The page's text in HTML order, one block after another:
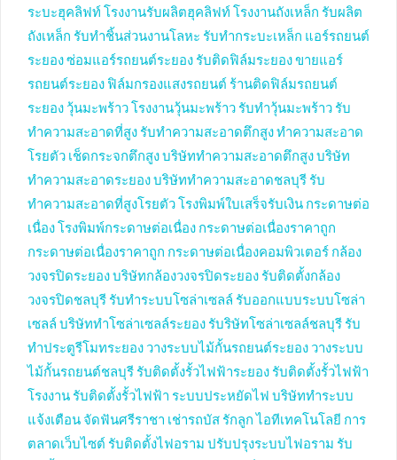
ระบะฮุคลิฟท์ โรงงานรับผลิตฮุคลิฟท์ โรงงานถังเหล็ก รับผลิต
ถังเหล็ก รับทำชิ้นส่วนงานโลหะ รับทำกระบะเหล็ก แอร์รถยนต์
ระยองซ่อมแอร์รถยนต์ระยอง รับติดฟิล์มระยองขายแอร์
รถยนต์ระยอง ฟิล์มกรองแสงรถยนต์ ร้านติดฟิล์มรถยนต์
ระยอง วุ้นมะพร้าว โรงงานวุ้นมะพร้าว รับทำวุ้นมะพร้าว รับ
ทำความสะอาดที่สูง รับทำความสะอาดตึกสูงทำความสะอาด
โรยตัว เช็ดกระจกตึกสูงบริษัททำความสะอาดตึกสูงบริษัท
ทำความสะอาดระยองบริษัททำความสะอาดชลบุรี รับ
ทำความสะอาดที่สูงโรยตัว โรงพิมพ์ใบเสร็จรับเงิน กระดาษต่อ
เนื่อง โรงพิมพ์กระดาษต่อเนื่อง กระดาษต่อเนื่องราคาถูก
กระดาษต่อเนื่องราคาถูก กระดาษต่อเนื่องคอมพิวเตอร์ กล้อง
วงจรปิดระยองบริษัทกล้องวงจรปิดระยอง รับติดตั้งกล้อง
วงจรปิดชลบุรี รับทำระบบโซล่าเซลล์ รับออกแบบระบบโซล่า
เซลล์ บริษัททำโซล่าเซลล์ระยอง รับริษัทโซล่าเซลล์ชลบุรี รับ
ทำประตูรีโมทระยอง วางระบบไม้กั้นรถยนต์ระยอง วางระบบ
ไม้กั้นรถยนต์ชลบุรี รับติดตั้งรั้วไฟฟ้าระยอง รับติดตั้งรั้วไฟฟ้า
โรงงาน รับติดตั้งรั้วไฟฟ้า ระบบประหยัดไฟ บริษัททำระบบ
แจ้งเตือน จัดฟันศรีราชา เช่ารถบัส รักลูก ไอทีเทคโนโลยี การ
ตลาดเว็บไซต์ รับติดตั้งไฟอราม ปรับปรุงระบบไฟอราม รับ